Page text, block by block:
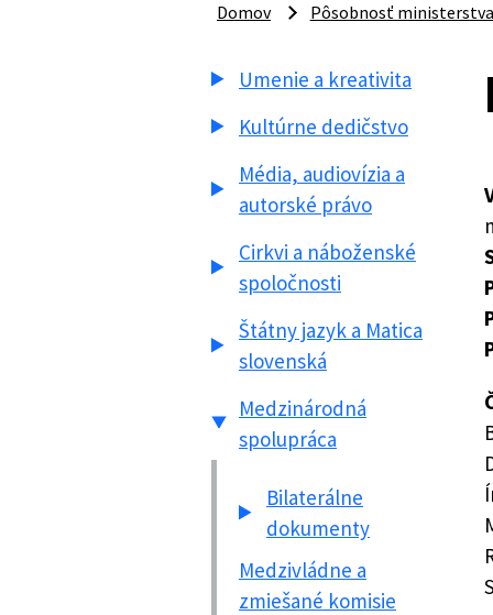
Domov Pôsobnosť ministerstva
Umenie a kreativita
Kultúrne dedičstvo
Média, audiovízia a
autorské právo
Cirkvi a náboženské
spoločnosti
Štátny jazyk a Matica
slovenská
Medzinárodná
spolupráca
Bilaterálne
dokumenty
Medzivládne a
zmiešané komisie